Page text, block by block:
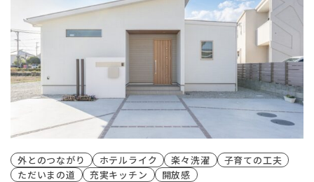
外とのつながり ホテルライク 楽々洗濯
子育ての工夫
ただいまの道
充実キッチン 開放感